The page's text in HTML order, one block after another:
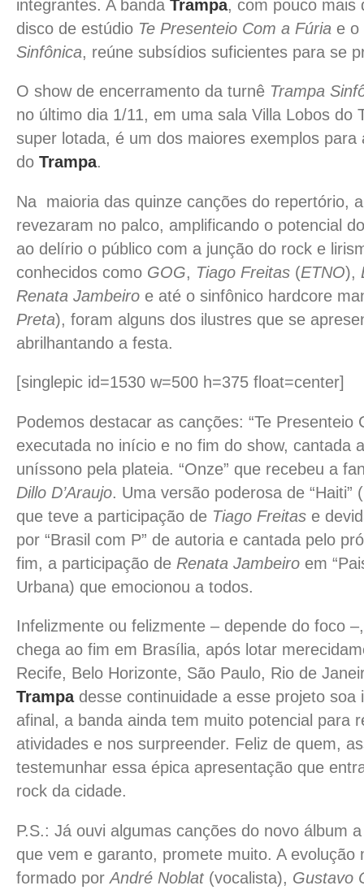
integrantes. A banda Trampa, com pouco mais
disco de estúdio Te Presenteio Com a Fúria e
Sinfônica, reúne subsídios suficientes para se
O show de encerramento da turnê Trampa
no último dia 1/11, em uma sala Villa Lobos do
super lotada, é um dos maiores exemplos para
do Trampa.
Na maioria das quinze canções do repertório,
revezaram no palco, amplificando o potencial
ao delírio o público com a junção do rock e
conhecidos como GOG, Tiago Freitas (ETNO),
Renata Jambeiro e até o sinfônico hardcore
Preta), foram alguns dos ilustres que se
abrilhantando a festa.
[singlepic id=1530 w=500 h=375 float=center]
Podemos destacar as canções: “Te Presenteio
executada no início e no fim do show, cantada
uníssono pela plateia. “Onze” que recebeu a
Dillo D’Araujo. Uma versão poderosa de “Haiti” (
que teve a participação de Tiago Freitas e
por “Brasil com P” de autoria e cantada pelo
fim, a participação de Renata Jambeiro em
Urbana) que emocionou a todos.
Infelizmente ou felizmente – depende do foco
chega ao fim em Brasília, após lotar
Recife, Belo Horizonte, São Paulo, Rio de
Trampadesse continuidade a esse projeto soa
afinal, a banda ainda tem muito potencial para
atividades e nos surpreender. Feliz de quem,
testemunhar essa épica apresentação que
rock da cidade.
P.S.: Já ouvi algumas canções do novo álbum
que vem e garanto, promete muito. A evolução
formado por André Noblat (vocalista), Gustavo